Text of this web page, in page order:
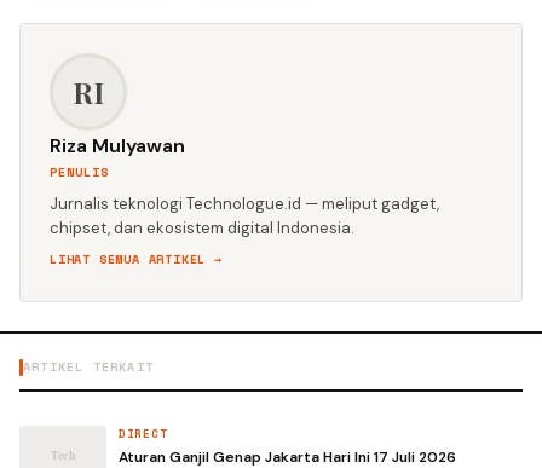
RI
Riza Mulyawan
PENULIS
Jurnalis teknologi Technologue.id — meliput gadget,
chipset, dan ekosistem digital Indonesia.
LIHAT SEMUA ARTIKEL →
ARTIKEL TERKAIT
DIRECT
Aturan Ganjil Genap Jakarta Hari Ini 17 Juli 2026